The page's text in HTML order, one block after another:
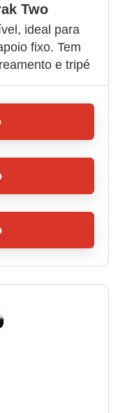
Two
ideal para
fixo. Tem
e tripé